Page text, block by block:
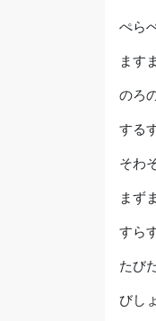
ぺら
ます
のろ
する
そわ
まず
すら
たび
びし